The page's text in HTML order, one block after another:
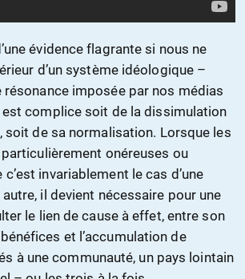
évidence flagrante si nous ne
d’un système idéologique –
résonance imposée par nos médias
complice soit de la dissimulation
soit de sa normalisation. Lorsque les
onéreuses ou
invariablement le cas d’une
autre, il devient nécessaire pour une
le lien de cause à effet, entre son
et l’accumulation de
à une communauté, un pays lointain